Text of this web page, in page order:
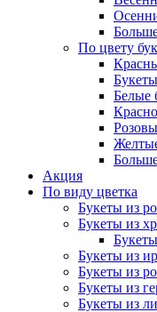
По цвету
Белые
Акция
По виду цветка
Букеты из
Букеты из
Букеты из
Букеты из
Букеты из
Букеты из